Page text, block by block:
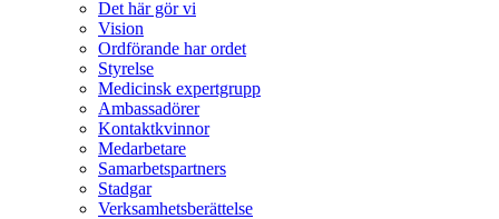
Det här gör vi
Vision
Ordförande har ordet
Styrelse
Medicinsk expertgrupp
Ambassadörer
Kontaktkvinnor
Medarbetare
Samarbetspartners
Stadgar
Verksamhetsberättelse